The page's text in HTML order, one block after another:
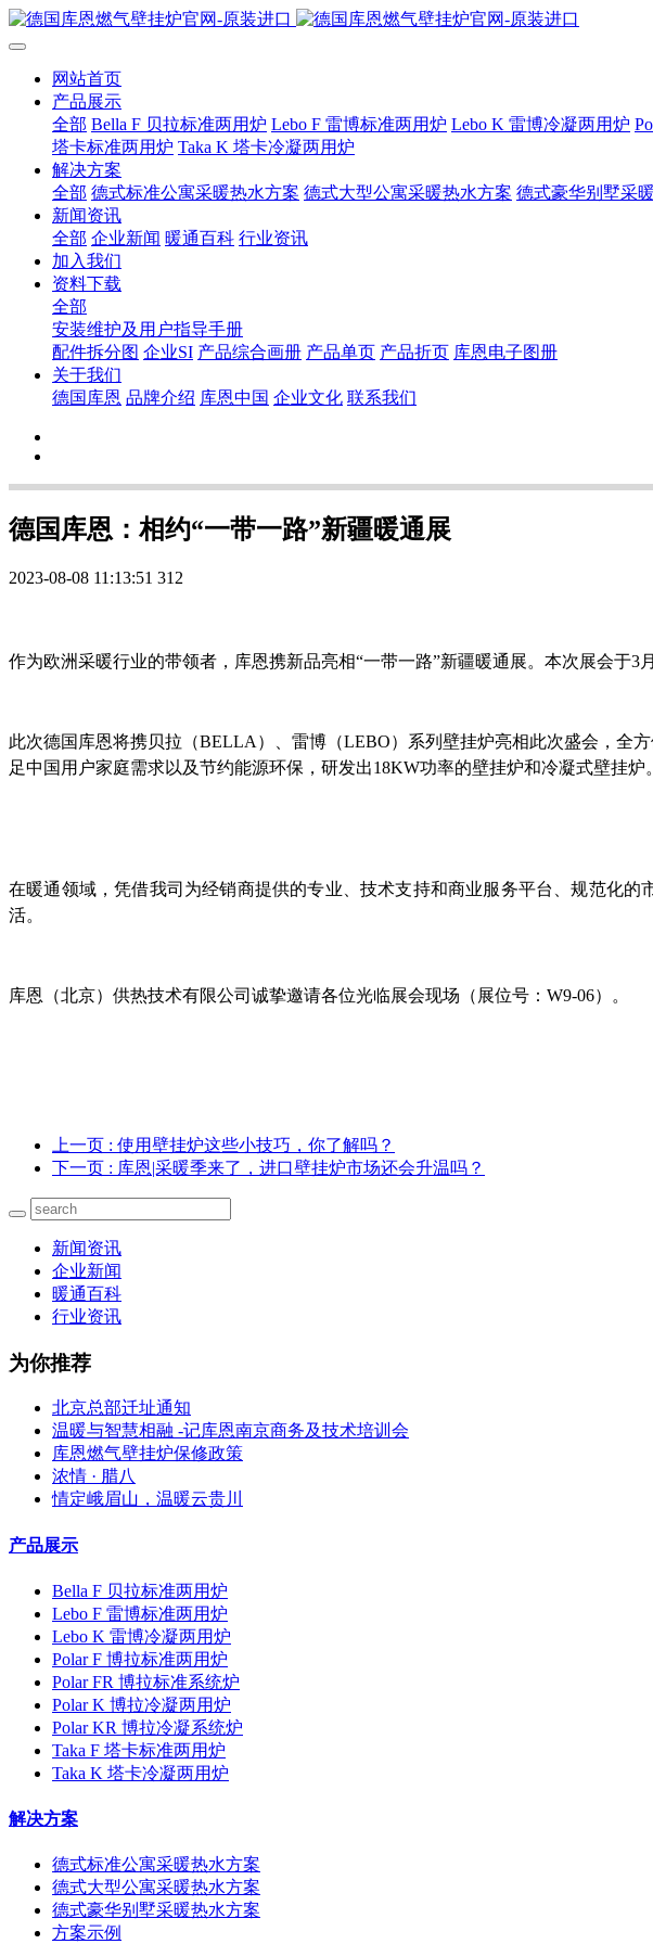
网站首页
产品展示
全部 Bella F 贝拉标准两用炉 Lebo F 雷博标准两用炉 Lebo K 雷博冷凝两用炉
塔卡标准两用炉 Taka K 塔卡冷凝两用炉
解决方案
全部 德式标准公寓采暖热水方案 德式大型公寓采暖热水方案 德式豪华别墅采
新闻资讯
全部 企业新闻 暖通百科 行业资讯
加入我们
资料下载
全部
安装维护及用户指导手册
配件拆分图 企业SI 产品综合画册 产品单页 产品折页 库恩电子图册
关于我们
德国库恩 品牌介绍 库恩中国 企业文化 联系我们
德国库恩：相约“一带一路”新疆暖通展
2023-08-08 11:13:51 312
作为欧洲采暖行业的带领者，库恩携新品亮相“一带一路”新疆暖通展。本次展会于3
此次德国库恩将携贝拉（BELLA）、雷博（LEBO）系列壁挂炉亮相此次盛会，全
足中国用户家庭需求以及节约能源环保，研发出18KW功率的壁挂炉和冷凝式壁挂
在暖通领域，凭借我司为经销商提供的专业、技术支持和商业服务平台、规范化
活。
库恩（北京）供热技术有限公司诚挚邀请各位光临展会现场（展位号：W9-06）。
上一页 : 使用壁挂炉这些小技巧，你了解吗？
下一页 : 库恩|采暖季来了，进口壁挂炉市场还会升温吗？
新闻资讯
企业新闻
暖通百科
行业资讯
为你推荐
北京总部迁址通知
温暖与智慧相融 -记库恩南京商务及技术培训会
库恩燃气壁挂炉保修政策
浓情 · 腊八
情定峨眉山，温暖云贵川
产品展示
Bella F 贝拉标准两用炉
Lebo F 雷博标准两用炉
Lebo K 雷博冷凝两用炉
Polar F 博拉标准两用炉
Polar FR 博拉标准系统炉
Polar K 博拉冷凝两用炉
Polar KR 博拉冷凝系统炉
Taka F 塔卡标准两用炉
Taka K 塔卡冷凝两用炉
解决方案
德式标准公寓采暖热水方案
德式大型公寓采暖热水方案
德式豪华别墅采暖热水方案
方案示例